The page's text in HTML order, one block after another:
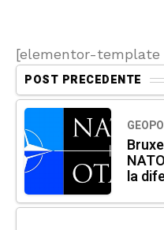
[elementor-template
POST PRECEDENTE
la